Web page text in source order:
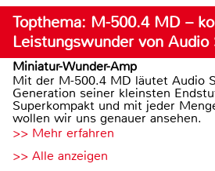
Topthema: M-500.4 MD –
Leistungswunder von Audio
Miniatur-Wunder-Amp
Mit der M-500.4 MD läutet Audio
Generation seiner kleinsten
Superkompakt und mit jeder
wollen wir uns genauer ansehen.
>> Mehr erfahren
>> Alle anzeigen